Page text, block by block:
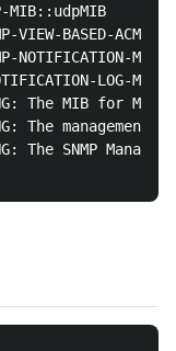
MIB::udpMIB
VIEW-BASED-ACM-
NOTIFICATION-
LOG-
The MIB for
The
The SNMP